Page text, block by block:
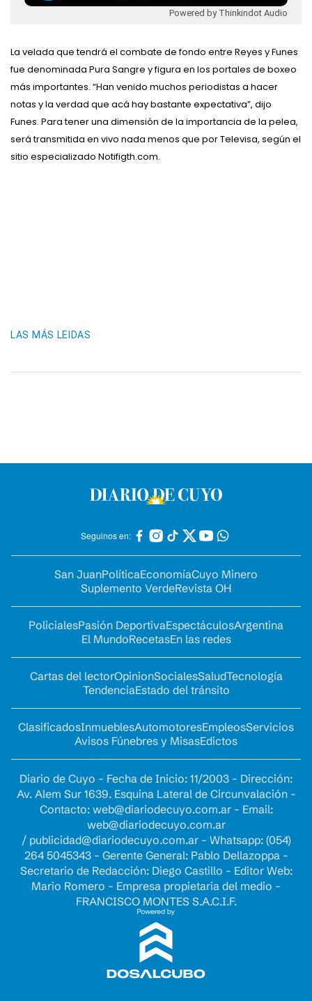
Powered by Thinkindot Audio
La velada que tendrá el combate de fondo entre Reyes y Funes
fue denominada Pura Sangre y figura en los portales de boxeo
más importantes. “Han venido muchos periodistas a hacer
notas y la verdad que acá hay bastante expectativa”, dijo
Funes. Para tener una dimensión de la importancia de la pelea,
será transmitida en vivo nada menos que por Televisa, según el
sitio especializado Notifigth.com.
LAS MÁS LEIDAS
Seguinos en:
San JuanPolíticaEconomíaCuyo Minero
Suplemento VerdeRevista OH
PolicialesPasión DeportivaEspectáculosArgentina
El MundoRecetasEn las redes
Cartas del lectorOpinionSocialesSaludTecnología
TendenciaEstado del tránsito
ClasificadosInmueblesAutomotoresEmpleosServicios
Avisos Fúnebres y MisasEdictos
Diario de Cuyo - Fecha de Inicio: 11/2003 - Dirección:
Av. Alem Sur 1639. Esquina Lateral de Circunvalación -
Contacto: web@diariodecuyo.com.ar- Email:
web@diariodecuyo.com.ar
/ publicidad@diariodecuyo.com.ar- Whatsapp: (054)
264 5045343 - Gerente General: Pablo Dellazoppa -
Secretario de Redacción: Diego Castillo - Editor Web:
Mario Romero - Empresa propietaria del medio -
FRANCISCO MONTES S.A.C.I.F.